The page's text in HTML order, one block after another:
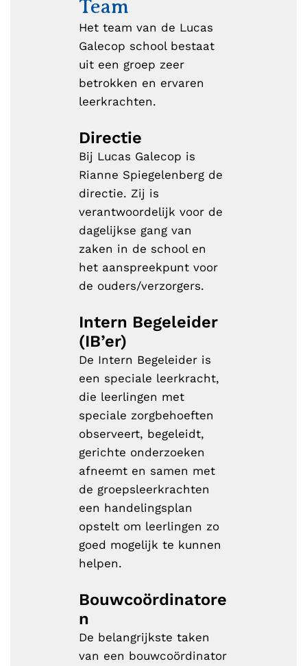
Team
Het team van de Lucas
Galecop school bestaat
uit een groep zeer
betrokken en ervaren
leerkrachten.
Directie
Bij Lucas Galecop is
Rianne Spiegelenberg de
directie. Zij is
verantwoordelijk voor de
dagelijkse gang van
zaken in de school en
het aanspreekpunt voor
de ouders/verzorgers.
Intern Begeleider
(IB’er)
De Intern Begeleider is
een speciale leerkracht,
die leerlingen met
speciale zorgbehoeften
observeert, begeleidt,
gerichte onderzoeken
afneemt en samen met
de groepsleerkrachten
een handelingsplan
opstelt om leerlingen zo
goed mogelijk te kunnen
helpen.
Bouwcoördinatore
n
De belangrijkste taken
van een bouwcoördinator